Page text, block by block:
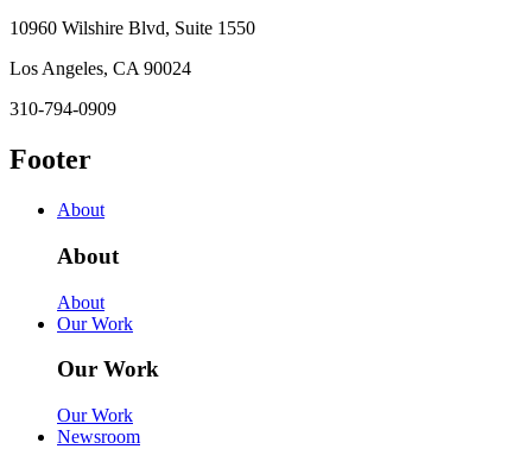
10960 Wilshire Blvd, Suite 1550
Los Angeles, CA 90024
310-794-0909
Footer
About
About
About
Our Work
Our Work
Our Work
Newsroom